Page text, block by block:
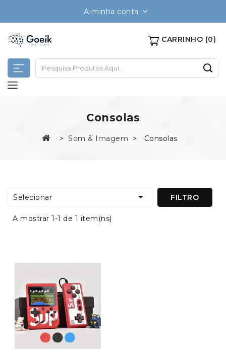
A minha conta
CARRINHO (0)
Consolas
Som & Imagem Consolas
Selecionar  FILTRO
A mostrar 1-1 de 1 item(ns)